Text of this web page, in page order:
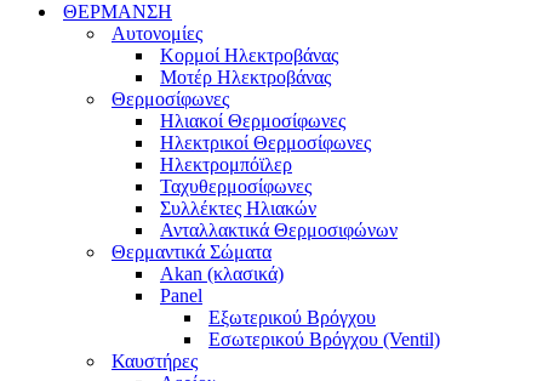
ΘΕΡΜΑΝΣΗ
Αυτονομίες
Κορμοί Ηλεκτροβάνας
Μοτέρ Ηλεκτροβάνας
Θερμοσίφωνες
Ηλιακοί Θερμοσίφωνες
Ηλεκτρικοί Θερμοσίφωνες
Ηλεκτρομπόϊλερ
Ταχυθερμοσίφωνες
Συλλέκτες Ηλιακών
Ανταλλακτικά Θερμοσιφώνων
Θερμαντικά Σώματα
Akan (κλασικά)
Panel
Εξωτερικού Βρόγχου
Εσωτερικού Βρόγχου (Ventil)
Καυστήρες